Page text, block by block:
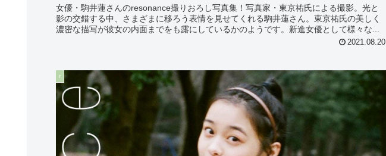
photo: 東京祐
女優・駒井蓮さんのresonance撮りおろし写真集！写真家・東京祐氏による撮影。光と
影の交錯する中、さまざまに移ろう表情を見せてくれる駒井蓮さん。東京祐氏の美しく
濃密な描写が彼女の内面までをも露にしているかのようです。新進女優として様々な...
2021.08.20
r